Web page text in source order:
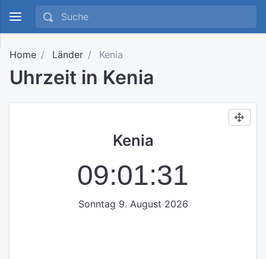
Home Länder Kenia
Uhrzeit in Kenia
Kenia
09:01:31
Sonntag 9. August 2026